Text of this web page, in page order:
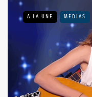
A LA UNE MÉDIAS